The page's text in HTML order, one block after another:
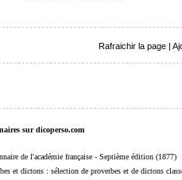
Rafraichir la page
sur dicoperso.com
de l'académie française - Septième édition (1877)
et dictons : sélection de proverbes et de dictons